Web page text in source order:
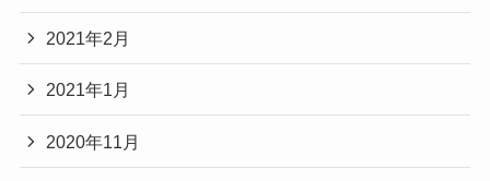
2021年2月
2021年1月
2020年11月